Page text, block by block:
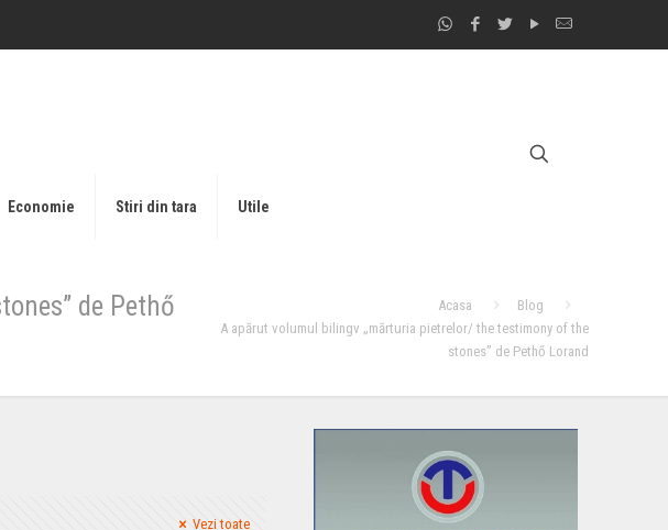
Economie Stiri din tara Utile
de Pethő
Acasa
Blog
A apărut volumul bilingv „mărturia pietrelor/ the testimony of the
stones” de Pethő Lorand
Vezi toate